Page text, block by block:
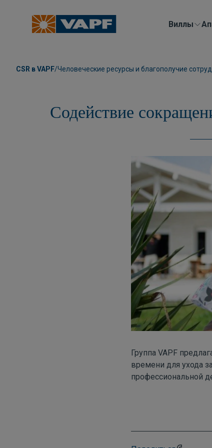
Виллы
CSR в VAPF/Человеческие ресурсы и благополучие
Содействие
Группа VAPF
времени для ухода
профессиональной